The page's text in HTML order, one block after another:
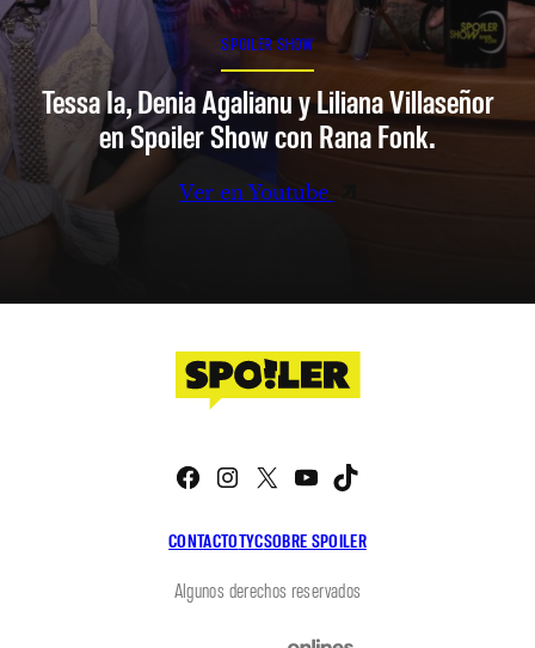
SPOILER SHOW
Tessa Ia, Denia Agalianu y Liliana Villaseñor
en Spoiler Show con Rana Fonk.
Ver en Youtube
CONTACTOTYCSOBRE SPOILER
Facebook
Instagram
X YouTube
Algunos derechos reservados